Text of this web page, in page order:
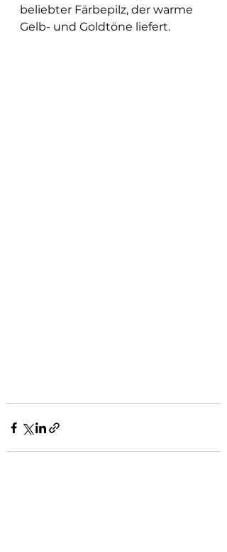
beliebter Färbepilz, der warme
Gelb- und Goldtöne liefert.